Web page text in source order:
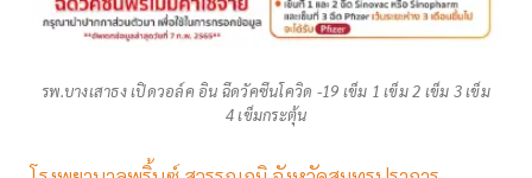
รพ.บางเสาธง เปิดวอล์ค อิน ฉีดวัคซีนโควิด -19 เข็ม 1 เข็ม 2 เข็ม 3 เข็ม
4 เข็มกระตุ้น